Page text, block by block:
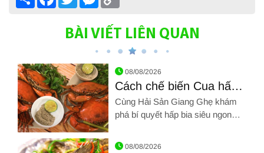
BÀI VIẾT LIÊN QUAN
Hình ảnh về Cách chế biến Cua hấp bia
08/08/2026
Cách chế biến Cua hấp
bia
Cùng Hải Sản Giang Ghẹ khám
phá bí quyết hấp bia siêu ngon
08/08/2026